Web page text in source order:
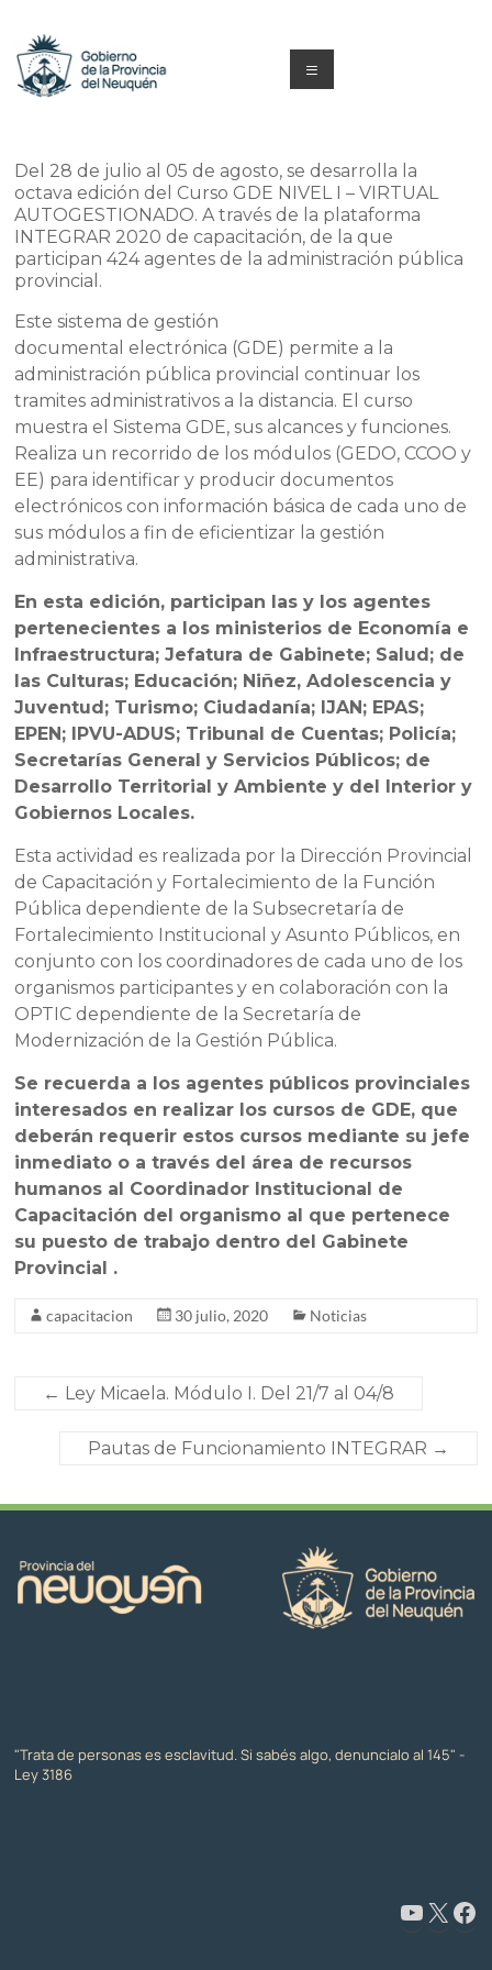
contenido
y
Formación
Neuquén
Menú
Del 28 de julio al 05 de agosto, se desarrolla la
octava edición del Curso GDE NIVEL I – VIRTUAL
AUTOGESTIONADO. A través de la plataforma
INTEGRAR 2020 de capacitación, de la que
participan 424 agentes de la administración pública
provincial.
Este sistema de gestión
documental electrónica (GDE) permite a la
administración pública provincial continuar los
tramites administrativos a la distancia. El curso
muestra el Sistema GDE, sus alcances y funciones.
Realiza un recorrido de los módulos (GEDO, CCOO y
EE) para identificar y producir documentos
electrónicos con información básica de cada uno de
sus módulos a fin de eficientizar la gestión
administrativa.
En esta edición, participan las y los agentes
pertenecientes a los ministerios de Economía e
Infraestructura; Jefatura de Gabinete; Salud; de
las Culturas; Educación; Niñez, Adolescencia y
Juventud; Turismo; Ciudadanía; IJAN; EPAS;
EPEN; IPVU-ADUS; Tribunal de Cuentas; Policía;
Secretarías General y Servicios Públicos; de
Desarrollo Territorial y Ambiente y del Interior y
Gobiernos Locales.
Esta actividad es realizada por la Dirección Provincial
de Capacitación y Fortalecimiento de la Función
Pública dependiente de la Subsecretaría de
Fortalecimiento Institucional y Asunto Públicos, en
conjunto con los coordinadores de cada uno de los
organismos participantes y en colaboración con la
OPTIC dependiente de la Secretaría de
Modernización de la Gestión Pública.
Se recuerda a los agentes públicos provinciales
interesados en realizar los cursos de GDE, que
deberán requerir estos cursos mediante su jefe
inmediato o a través del área de recursos
humanos al Coordinador Institucional de
Capacitación del organismo al que pertenece
su puesto de trabajo dentro del Gabinete
Provincial .
capacitacion 30 julio, 2020 Noticias
← Ley Micaela. Módulo I. Del 21/7 al 04/8
Pautas de Funcionamiento INTEGRAR →
"Trata de personas es esclavitud. Si sabés algo, denuncialo al 145" -
Ley 3186
www.youtube.com/@CapacitaciónyFormaciónNeuquén X Facebook